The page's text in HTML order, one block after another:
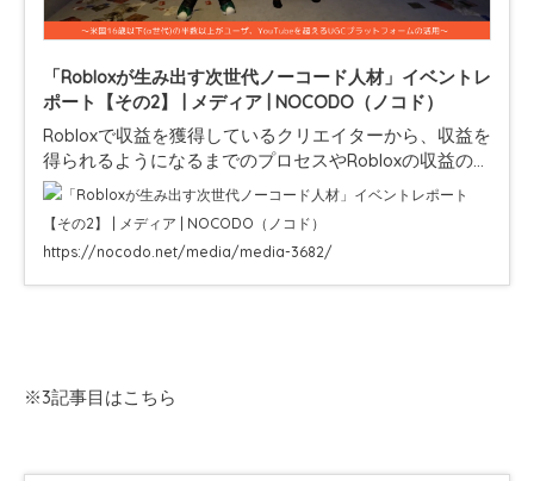
「Robloxが生み出す次世代ノーコード人材」イベントレ
ポート【その2】 | メディア | NOCODO（ノコド）
Robloxで収益を獲得しているクリエイターから、収益を
得られるようになるまでのプロセスやRobloxの収益の仕
組み。プログラミング教室の講師の方からは、Robloxの
「子供とプログラミング教育の相性…
https://nocodo.net/media/media-3682/
※3記事目はこちら